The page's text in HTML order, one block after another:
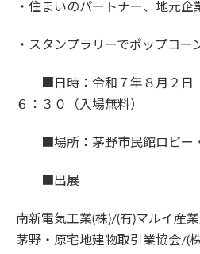
・住まいのパートナー、地元企
・スタンプラリーでポップコー
■日時：令和７年８月２日（
６：３０（入場無料）
■場所：茅野市民館ロビー
■出展
南新電気工業(株)/(有)マルイ産
茅野・原宅地建物取引業協会/(